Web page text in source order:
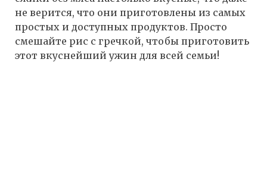
не верится, что они приготовлены из самых
простых и доступных продуктов. Просто
смешайте рис с гречкой, чтобы приготовить
этот вкуснейший ужин для всей семьи!